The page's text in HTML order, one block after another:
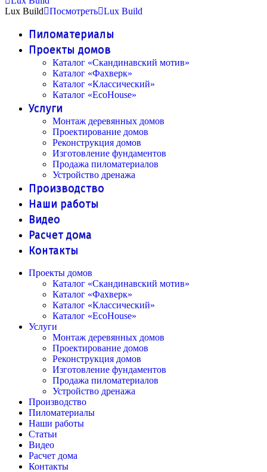
Lux Build
Посмотреть Lux Build
Пиломатериалы
Проекты домов
Каталог «Скандинавский мотив»
Каталог «Фахверк»
Каталог «Классический»
Каталог «EcoHouse»
Услуги
Монтаж деревянных домов
Проектирование домов
Реконструкция домов
Изготовление фундаментов
Продажа пиломатериалов
Устройство дренажа
Производство
Наши работы
Видео
Расчет дома
Контакты
Проекты домов
Каталог «Скандинавский мотив»
Каталог «Фахверк»
Каталог «Классический»
Каталог «EcoHouse»
Услуги
Монтаж деревянных домов
Проектирование домов
Реконструкция домов
Изготовление фундаментов
Продажа пиломатериалов
Устройство дренажа
Производство
Пиломатериалы
Наши работы
Статьи
Видео
Расчет дома
Контакты